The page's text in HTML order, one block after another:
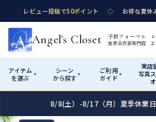
レビュー投稿で50ポイント ◇ お得な夏休
Angel's Closet 子供フォーマル
発表会衣装専門店 エ
アイテム
を選ぶ
▾
シーン
から探す ▾
ご利用
ガイド ▾
実店
写真
オ
Shop by Category
Shop by Occasion
How It Works
Visit Us8/8(土）-8/17（月）夏季休業